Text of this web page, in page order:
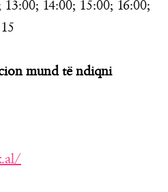
14:00; 15:00; 16:00;
mund të ndiqni